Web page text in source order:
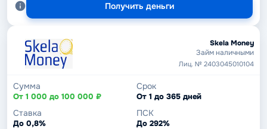
Получить деньги
Skela Money
Займ наличными
Лиц. № 2403045010104
Сумма
От 1 000 до 100 000 ₽
Срок
От 1 до 365 дней
Ставка
До 0,8%
ПСК
До 292%